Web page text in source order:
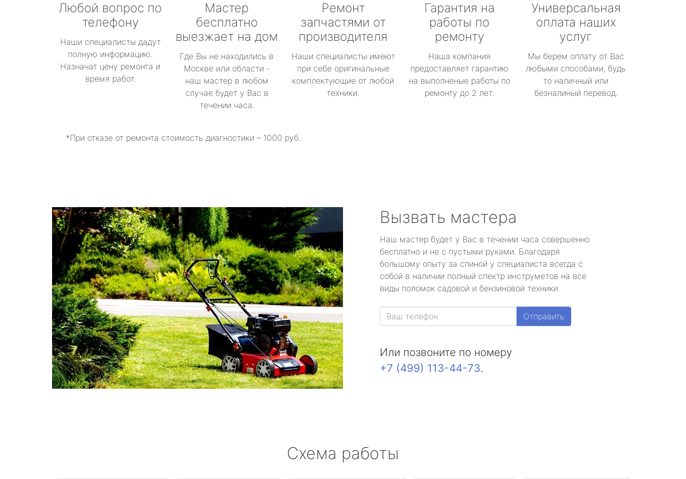
Любой вопрос по
телефону
Наши специалисты дадут
полную информацию.
Назначат цену ремонта и
время работ.
Мастер
бесплатно
выезжает на дом
Где Вы не находились в
Москве или области -
наш мастер в любом
случае будет у Вас в
течении часа.
Ремонт
запчастями от
производителя
Наши специалисты имеют
при себе оригинальные
комплектующие от любой
техники.
Гарантия на
работы по
ремонту
Наша компания
предоставляет гарантию
на выполненые работы по
ремонту до 2 лет.
Универсальная
оплата наших
услуг
Мы берем оплату от Вас
любыми способами, будь
то наличный или
безналиный перевод.
*При отказе от ремонта стоимость диагностики – 1000 руб.
Вызвать мастера
Наш мастер будет у Вас в течении часа совершенно
бесплатно и не с пустыми руками. Благодаря
большому опыту за спиной у специалиста всегда с
собой в наличии полный спектр инструметов на все
виды поломок садовой и бензиновой техники.
Отправить
Или позвоните по номеру
+7 (499) 113-44-73.
Схема работы